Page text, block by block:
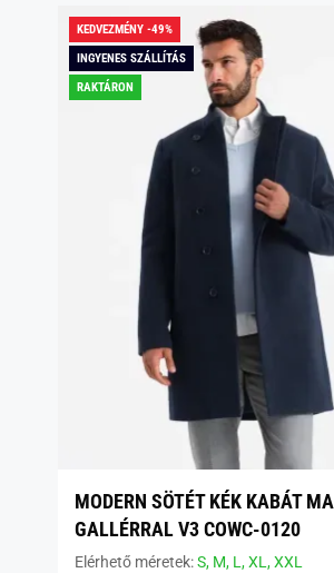
KEDVEZMÉNY -49%
INGYENES SZÁLLÍTÁS
RAKTÁRON
MODERN SÖTÉT KÉK KABÁT
GALLÉRRAL V3 COWC-0120
Elérhető méretek:S, M, L,XL,XXL